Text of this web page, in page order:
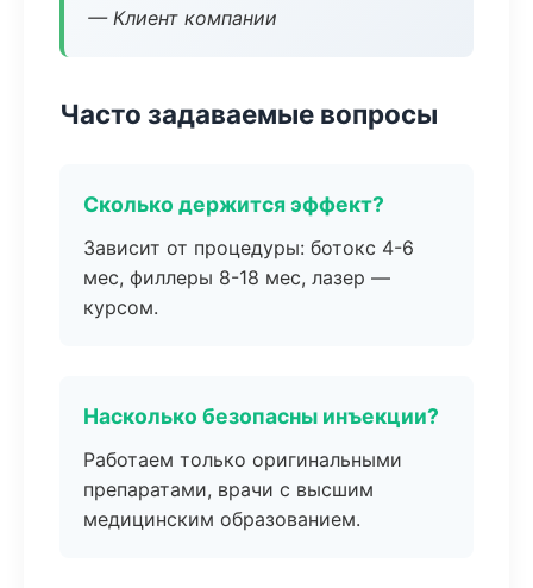
— Клиент компании
Часто задаваемые вопросы
Сколько держится эффект?
Зависит от процедуры: ботокс 4-6
мес, филлеры 8-18 мес, лазер —
курсом.
Насколько безопасны инъекции?
Работаем только оригинальными
препаратами, врачи с высшим
медицинским образованием.